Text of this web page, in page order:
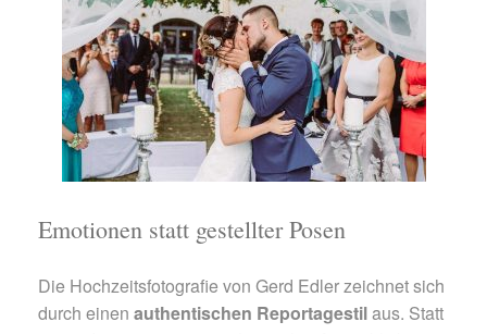
Emotionen statt gestellter Posen
Die Hochzeitsfotografie von Gerd Edler zeichnet sich
durch einen authentischen Reportagestilaus. Statt